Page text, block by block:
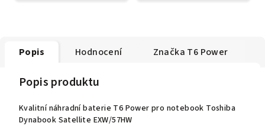
Popis Hodnocení Značka T6 Power
Popis produktu
Kvalitní náhradní baterie T6 Power pro notebook Toshiba
Dynabook Satellite EXW/57HW